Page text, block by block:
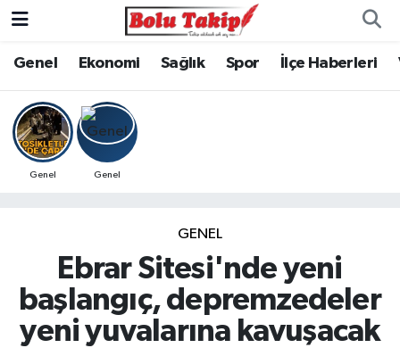
Genel Ekonomi Sağlık Spor İlçe Haberleri
Genel Genel
GENEL
Ebrar Sitesi'nde yeni
başlangıç, depremzedeler
yeni yuvalarına kavuşacak